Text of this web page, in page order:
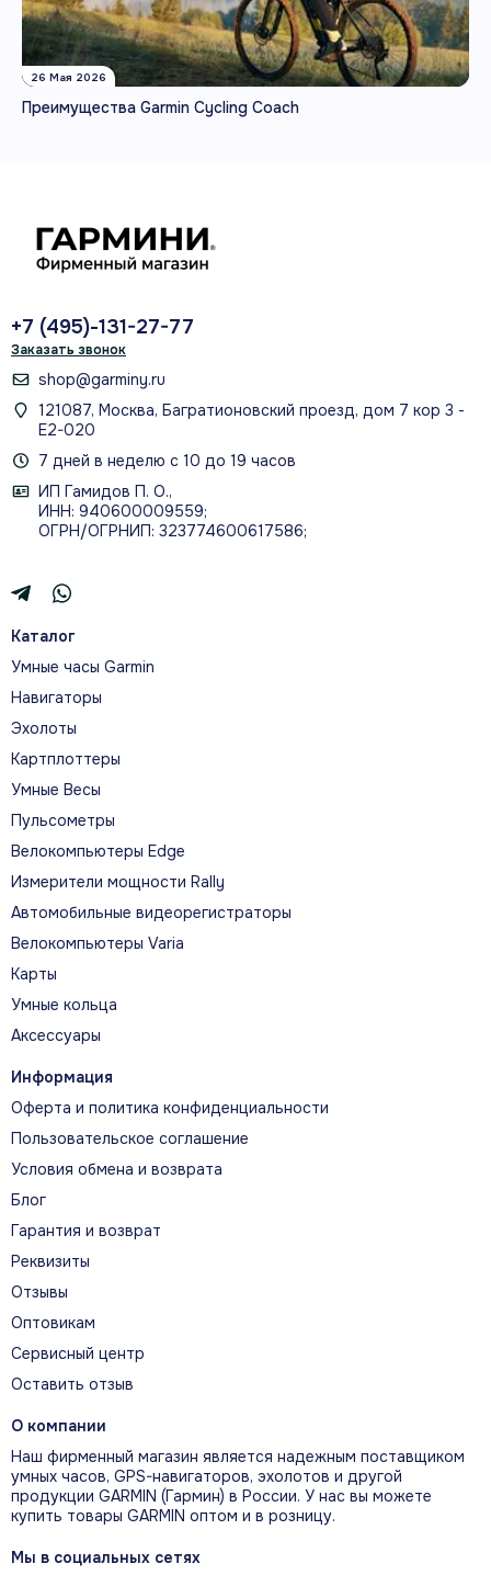
26 Мая 2026
Преимущества Garmin Cycling Coach
+7 (495)-131-27-77
Заказать звонок
shop@garminy.ru
121087, Москва, Багратионовский проезд, дом 7 кор 3 -
Е2-020
7 дней в неделю с 10 до 19 часов
ИП Гамидов П. О.,
ИНН: 940600009559;
ОГРН/ОГРНИП: 323774600617586;
Каталог
Умные часы Garmin
Навигаторы
Эхолоты
Картплоттеры
Умные Весы
Пульсометры
Велокомпьютеры Edge
Измерители мощности Rally
Автомобильные видеорегистраторы
Велокомпьютеры Varia
Карты
Умные кольца
Аксессуары
Информация
Оферта и политика конфиденциальности
Пользовательское соглашение
Условия обмена и возврата
Блог
Гарантия и возврат
Реквизиты
Отзывы
Оптовикам
Сервисный центр
Оставить отзыв
О компании
Наш фирменный магазин является надежным поставщиком
умных часов, GPS-навигаторов, эхолотов и другой
продукции GARMIN (Гармин) в России. У нас вы можете
купить товары GARMIN оптом и в розницу.
Мы в социальных сетях